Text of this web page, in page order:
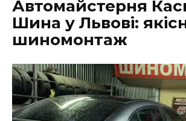
Автомайстерня
Шина у Львові:
шиномонтаж